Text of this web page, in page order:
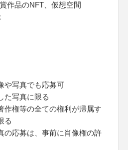
作品のNFT、仮想空間
や写真でも応募可
た写真に限る
権等の全ての権利が帰属す
る
の応募は、事前に肖像権の許